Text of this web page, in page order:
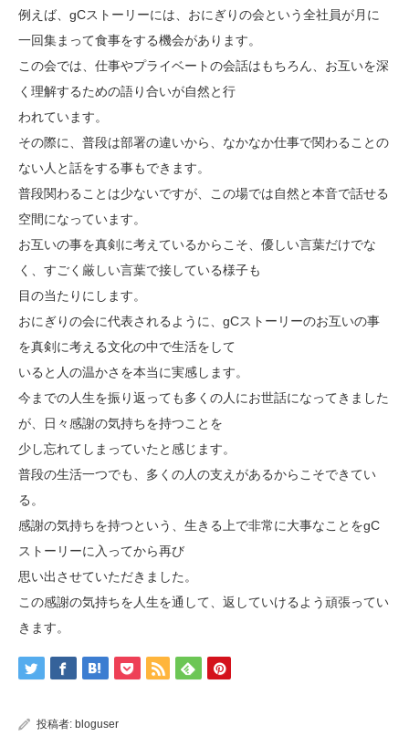
例えば、gCストーリーには、おにぎりの会という全社員が月に
一回集まって食事をする機会があります。
この会では、仕事やプライベートの会話はもちろん、お互いを深
く理解するための語り合いが自然と行
われています。
その際に、普段は部署の違いから、なかなか仕事で関わることの
ない人と話をする事もできます。
普段関わることは少ないですが、この場では自然と本音で話せる
空間になっています。
お互いの事を真剣に考えているからこそ、優しい言葉だけでな
く、すごく厳しい言葉で接している様子も
目の当たりにします。
おにぎりの会に代表されるように、gCストーリーのお互いの事
を真剣に考える文化の中で生活をして
いると人の温かさを本当に実感します。
今までの人生を振り返っても多くの人にお世話になってきました
が、日々感謝の気持ちを持つことを
少し忘れてしまっていたと感じます。
普段の生活一つでも、多くの人の支えがあるからこそできてい
る。
感謝の気持ちを持つという、生きる上で非常に大事なことをgC
ストーリーに入ってから再び
思い出させていただきました。
この感謝の気持ちを人生を通して、返していけるよう頑張ってい
きます。
投稿者: bloguser